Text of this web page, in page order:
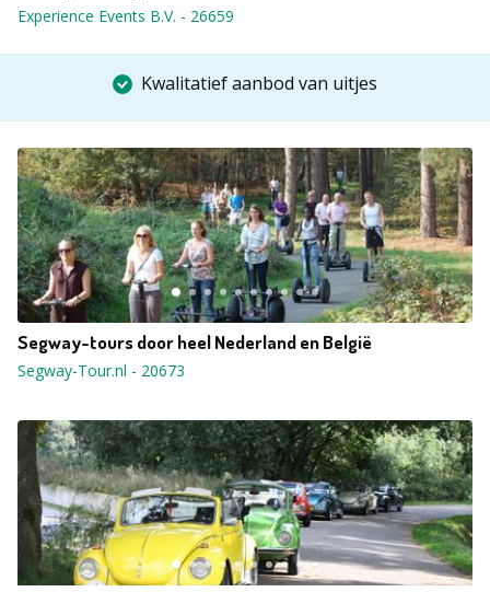
Experience Events B.V. - 26659
Kwalitatief aanbod van uitjes
Segway-tours door heel Nederland en België
Segway-Tour.nl - 20673